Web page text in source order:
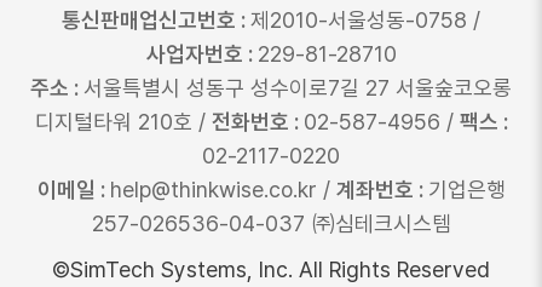
통신판매업신고번호 :제2010-서울성동-0758 /
사업자번호 : 229-81-28710
주소 : 서울특별시 성동구 성수이로7길 27 서울숲코오롱
디지털타워 210호 / 전화번호 : 02-587-4956 / 팩스 :
02-2117-0220
이메일 : help@thinkwise.co.kr / 계좌번호 : 기업은행
257-026536-04-037 ㈜심테크시스템
©SimTech Systems, Inc. All Rights Reserved